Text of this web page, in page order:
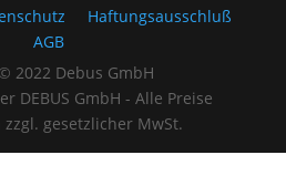
Haftungsausschluß
AGB
2022 Debus GmbH
DEBUS GmbH - Alle Preise
gesetzlicher MwSt.